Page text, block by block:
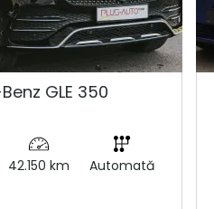
GLE 350
42.150 km Automată